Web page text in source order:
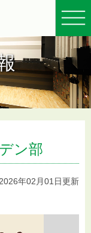
ン部
年02月01日更新